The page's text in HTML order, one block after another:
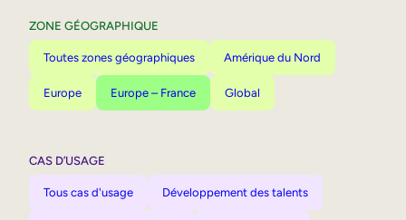
ZONE GÉOGRAPHIQUE
Toutes zones géographiques Amérique du Nord
Europe Europe – France Global
CAS D’USAGE
Tous cas d'usage Développement des talents